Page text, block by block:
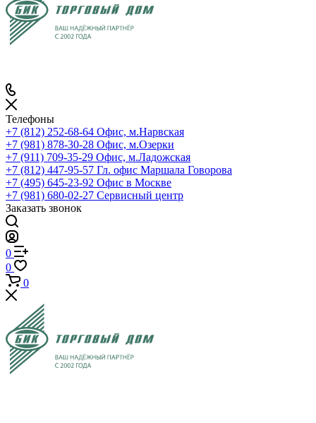
Телефоны
+7 (812) 252-68-64 Офис, м.Нарвская
+7 (981) 878-30-28 Офис, м.Озерки
+7 (911) 709-35-29 Офис, м.Ладожская
+7 (812) 447-95-57 Гл. офис Маршала Говорова
+7 (495) 645-23-92 Офис в Москве
+7 (981) 680-02-27 Сервисный центр
Заказать звонок
0
0
0